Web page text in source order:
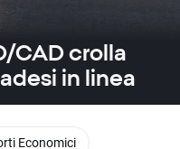
CAD crolla
in linea
Economici